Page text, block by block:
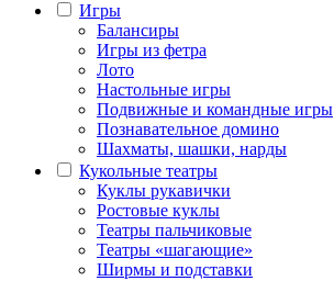
Игры
Балансиры
Игры из фетра
Лото
Настольные игры
Подвижные и командные игры
Познавательное домино
Шахматы, шашки, нарды
Кукольные театры
Куклы рукавички
Ростовые куклы
Театры пальчиковые
Театры «шагающие»
Ширмы и подставки